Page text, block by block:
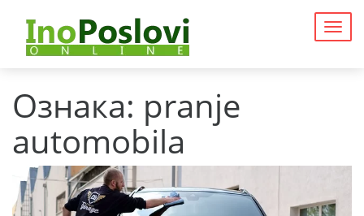
Ознака: pranje
automobila